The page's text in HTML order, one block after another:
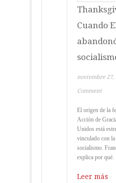
Cuando
noviembre 27,
Comment
El origen de la
Acción de
Unidos está
vinculado con
socialismo.
explica por qué. ...
Leer más